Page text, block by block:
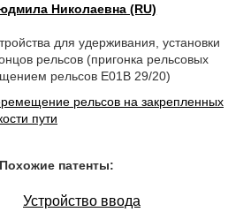
Николаевна (RU)
для удерживания, установки
рельсов (пригонка рельсовых
рельсов E01B 29/20)
рельсов на закрепленных
пути
Похожие патенты:
Устройство ввода